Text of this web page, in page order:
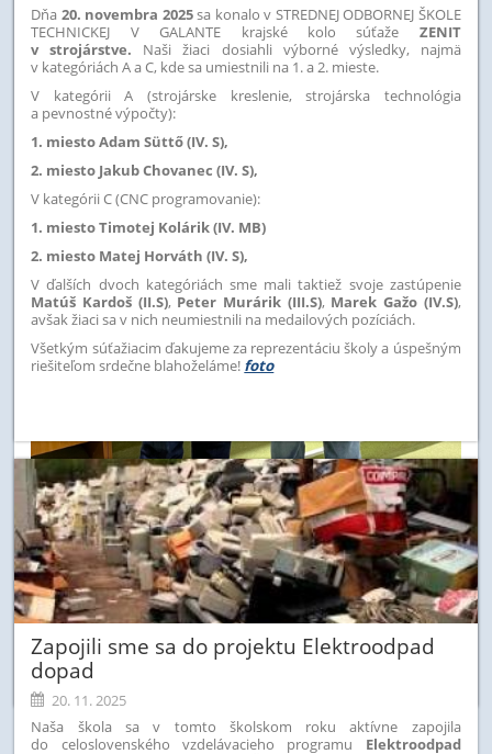
Dňa 20. novembra 2025sa konalo v STREDNEJ ODBORNEJ ŠKOLE
TECHNICKEJ V GALANTE krajské kolo súťaže ZENIT
v strojárstve. Naši žiaci dosiahli výborné výsledky, najmä
v kategóriách A a C, kde sa umiestnili na 1. a 2. mieste.
V kategórii A (strojárske kreslenie, strojárska technológia
a pevnostné výpočty):
1. miesto Adam Süttő (IV. S),
2. miesto Jakub Chovanec (IV. S),
V kategórii C (CNC programovanie):
1. miesto Timotej Kolárik (IV. MB)
2. miesto Matej Horváth (IV. S),
V ďalších dvoch kategóriách sme mali taktiež svoje zastúpenie
Matúš Kardoš (II.S), Peter Murárik (III.S), Marek Gažo (IV.S),
avšak žiaci sa v nich neumiestnili na medailových pozíciách.
Všetkým súťažiacim ďakujeme za reprezentáciu školy a úspešným
riešiteľom srdečne blahoželáme! foto
Zapojili sme sa do projektu Elektroodpad
dopad
20. 11. 2025
Naša škola sa v tomto školskom roku aktívne zapojila
do celoslovenského vzdelávacieho programu Elektroodpad